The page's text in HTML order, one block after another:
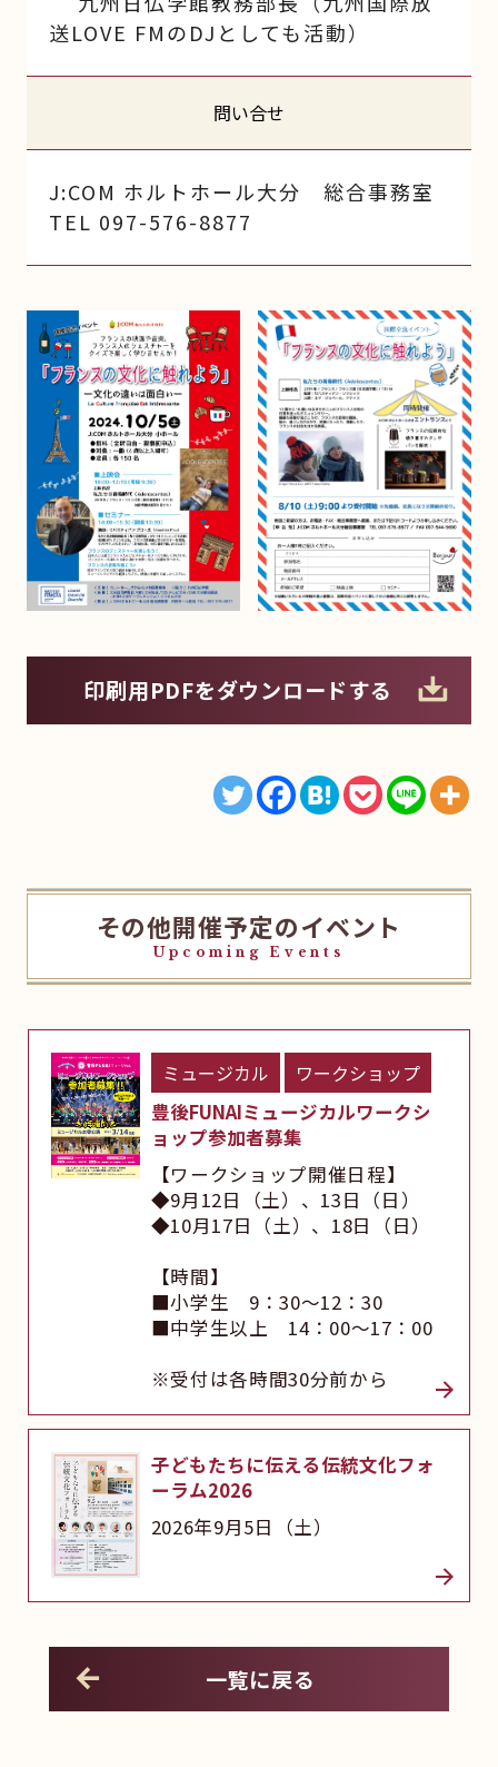
送LOVE FMのDJとしても活動）
問い合せ
J:COM ホルトホール大分 総合事務室
TEL 097-576-8877
印刷用PDFをダウンロードする
その他開催予定のイベント
Upcoming Events
ミュージカル
ワークショップ
豊後FUNAIミュージカルワークシ
ョップ参加者募集
【ワークショップ開催日程】
◆9月12日（土）、13日（日）
◆10月17日（土）、18日（日）
【時間】
■小学生 9：30～12：30
■中学生以上 14：00～17：00
※受付は各時間30分前から
子どもたちに伝える伝統文化フォ
ーラム2026
2026年9月5日（土）
一覧に戻る